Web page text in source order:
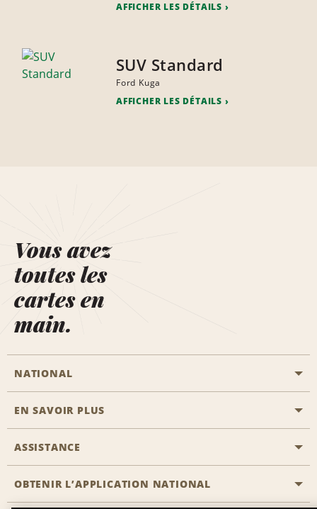
AFFICHER LES DÉTAILS
SUV Standard
Ford Kuga
AFFICHER LES DÉTAILS
Vous avez
toutes les
cartes en
main.
NATIONAL
Passer une réservation
Solutions pour les professionnels
EN SAVOIR PLUS
Carrière
ASSISTANCE
Accessibilité
OBTENIR L’APPLICATION NATIONAL